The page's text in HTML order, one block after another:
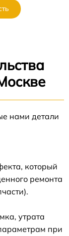
нами детали
который
ремонта
утрата
при